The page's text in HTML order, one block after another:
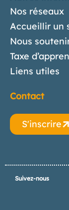
Nos réseaux
Accueillir un
Nous
Taxe
Liens utiles
Contact
S'inscrire
Suivez-nous